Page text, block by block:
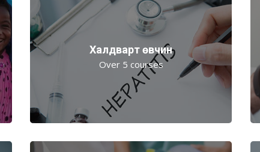
Халдварт өвчин
Over 5 courses